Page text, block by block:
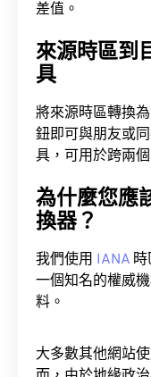
差值。
來源時區到
具
將來源時區轉換
鈕即可與朋友或
具，可用於跨兩
為什麼您應
換器？
我們使用 IANA
一個知名的權威
料。
大多數其他網站